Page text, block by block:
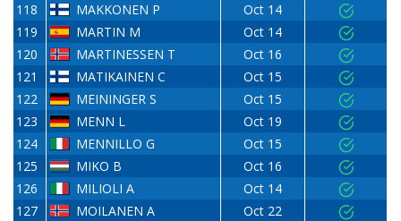
118
MAKKONEN P
Oct 14
119
MARTIN M
Oct 14
120
MARTINESSEN T
Oct 16
121
MATIKAINEN C
Oct 15
122
MEININGER S
Oct 15
123
MENN L
Oct 19
124
MENNILLO G
Oct 15
125
MIKO B
Oct 16
126
MILIOLI A
Oct 14
127
MOILANEN A
Oct 22